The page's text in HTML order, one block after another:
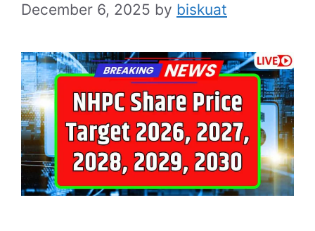
December 6, 2025 by biskuat